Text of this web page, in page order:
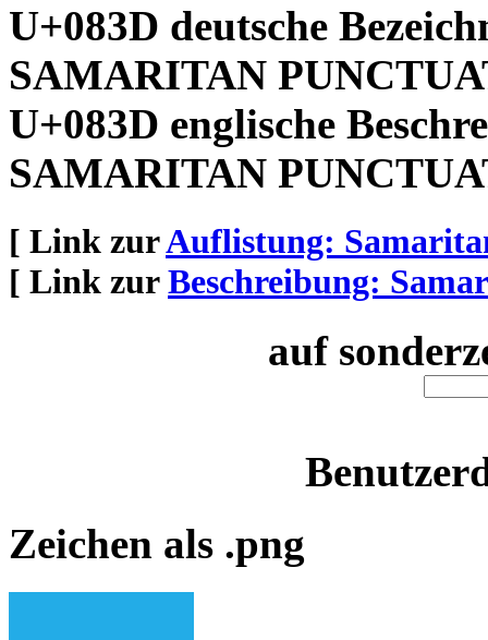
U+083D deutsche
SAMARITAN
U+083D englische
SAMARITAN
[ Link zurAuflistung:
[ Link zurBeschreibung:
auf
Zeichen als .png